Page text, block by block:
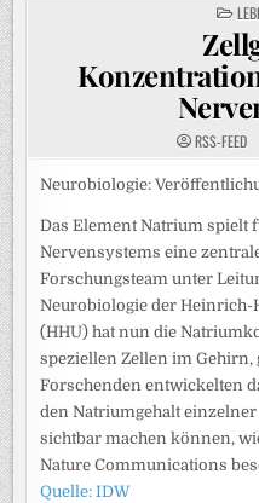
IN
RSS-FEED
Neurobiologie:
Das Element Natrium spielt
Nervensystems eine
Forschungsteam unter
Neurobiologie der
(HHU) hat nun die
speziellen Zellen im Gehirn,
Forschenden entwickelten
den Natriumgehalt
sichtbar machen können,
Nature Communications
Quelle: IDW